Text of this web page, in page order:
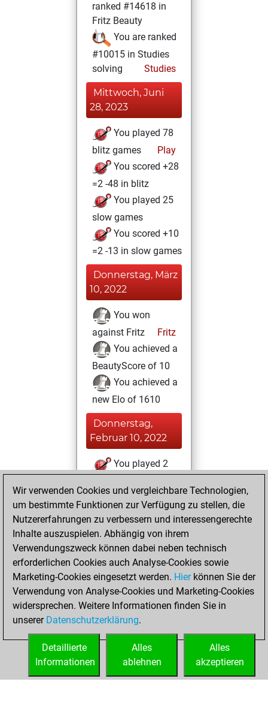
ranked #14618 in
Fritz Beauty
You are ranked
#10015 in Studies
solving
Studies
Mittwoch, Juni
28, 2023
You played 78
blitz games
Play
You scored +28
=2 -48 in blitz
You played 25
slow games
You scored +10
=2 -13 in slow games
Donnerstag, März
10, 2022
You won
against Fritz
Fritz
You achieved a
BeautyScore of 10
You achieved a
new Elo of 1610
Donnerstag,
Februar 10, 2022
You played 2
You scored +0
=0 -2 in bullet
Sonntag, Februar
6, 2022
You created
your Fritz account
Fritz
You
account
Studies
Wir verwenden Cookies und vergleichbare Technologien,
um bestimmte Funktionen zur Verfügung zu stellen, die
Nutzererfahrungen zu verbessern und interessengerechte
Inhalte auszuspielen. Abhängig von ihrem
Verwendungszweck können dabei neben technisch
erforderlichen Cookies auch Analyse-Cookies sowie
Marketing-Cookies eingesetzt werden. Hierkönnen Sie der
Verwendung von Analyse-Cookies und Marketing-Cookies
widersprechen. Weitere Informationen finden Sie in
unserer Datenschutzerklärung.
Alles
akzeptieren
Alles
ablehnen
Detaillierte
Informationen